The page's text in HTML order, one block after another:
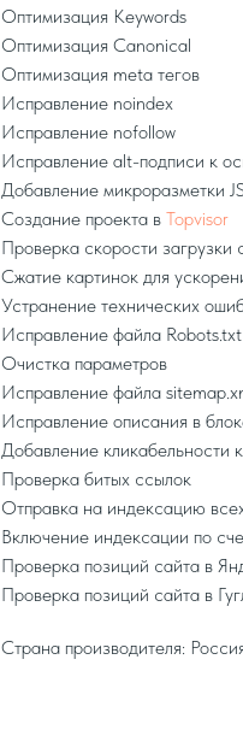
Оптимизация Keywords
Оптимизация Canonical
Оптимизация meta тегов
Исправление noindex
Исправление nofollow
Исправление alt-подписи к
Добавление микроразметки
Создание проекта в Topvisor
Проверка скорости загрузки
Сжатие картинок для
Устранение технических
Исправление файла Robots.txt
Очистка параметров
Исправление файла
Исправление описания в
Добавление кликабельности
Проверка битых ссылок
Отправка на индексацию
Включение индексации по
Проверка позиций сайта в
Проверка позиций сайта в
Страна производителя: